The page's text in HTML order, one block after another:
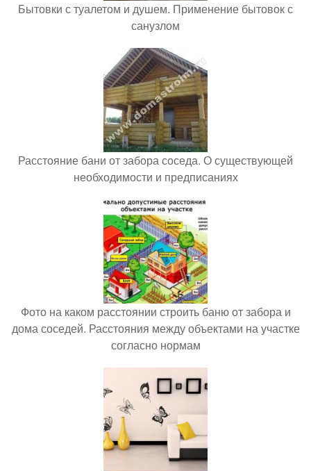
Бытовки с туалетом и душем. Применение бытовок с
санузлом
Расстояние бани от забора соседа. О существующей
необходимости и предписаниях
Фото на каком расстоянии строить баню от забора и
дома соседей. Расстояния между объектами на участке
согласно нормам